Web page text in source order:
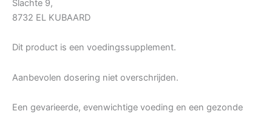
Slachte 9,
8732 EL KUBAARD
Dit product is een voedingssupplement.
Aanbevolen dosering niet overschrijden.
Een gevarieerde, evenwichtige voeding en een gezonde